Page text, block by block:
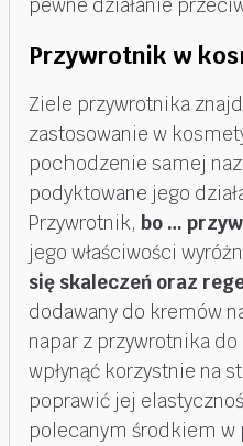
pewne działanie
Przywrotnik w
Ziele przywrotnika
zastosowanie w
pochodzenie samej
podyktowane jego
Przywrotnik, bo …
jego właściwości
się skaleczeń oraz
dodawany do kremów
napar z przywrotnika
wpłynąć korzystnie na
poprawić jej
polecanym środkiem